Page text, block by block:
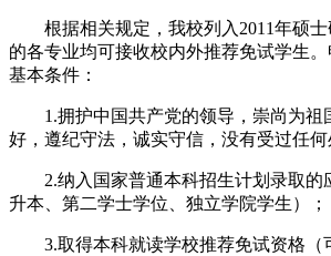
根据相关规定，我校列入2011年硕士
的各专业均可接收校内外推荐免试学生
基本条件：
1.拥护中国共产党的领导，崇尚为祖
好，遵纪守法，诚实守信，没有受过任何
2.纳入国家普通本科招生计划录取的
升本、第二学士学位、独立学院学生）；
3.取得本科就读学校推荐免试资格（